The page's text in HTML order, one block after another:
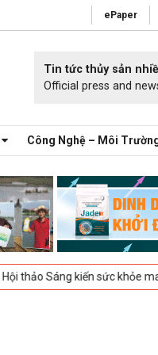
ePaper
Tin tức thủy sản
Official press and
Công Nghệ – Môi
Sáng kiến sức khỏe mang